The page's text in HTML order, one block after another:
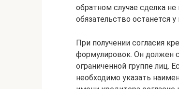
обратном случае сделка
обязательство останется
При получении согласия
формулировок. Он должен
ограниченной группе лиц.
необходимо указать